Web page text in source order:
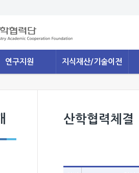
연구지원 지식재산/기술이전
산학협력체결